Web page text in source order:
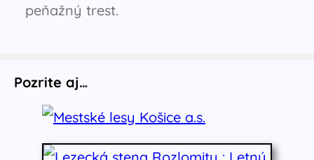
peňažný trest.
Pozrite aj…